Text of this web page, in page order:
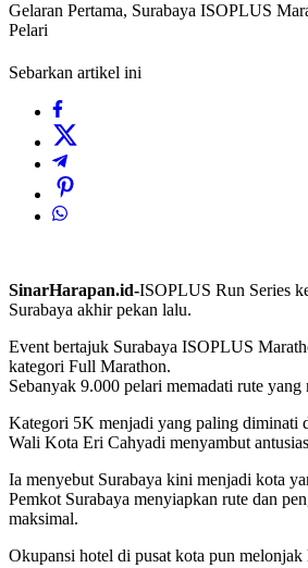
Gelaran Pertama, Surabaya ISOPLUS
Pelari
Sebarkan artikel ini
SinarHarapan.id-ISOPLUS Run Series
Surabaya akhir pekan lalu.
Event bertajuk Surabaya ISOPLUS
kategori Full Marathon.
Sebanyak 9.000 pelari memadati rute
Kategori 5K menjadi yang paling diminati
Wali Kota Eri Cahyadi menyambut
Ia menyebut Surabaya kini menjadi kota
Pemkot Surabaya menyiapkan rute dan
maksimal.
Okupansi hotel di pusat kota pun melonjak